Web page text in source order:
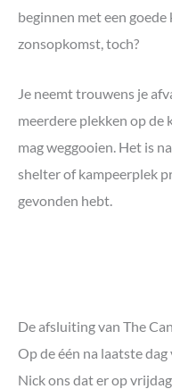
beginnen met een
zonsopkomst, toch?
Je neemt trouwens je
meerdere plekken op de
mag weggooien. Het is
shelter of kampeerplek
gevonden hebt.
De afsluiting van The
Op de één na laatste
Nick ons dat er op